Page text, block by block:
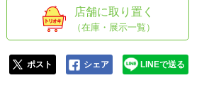
店舗に取り置く
（在庫・展示一覧）
ポスト シェア LINEで送る